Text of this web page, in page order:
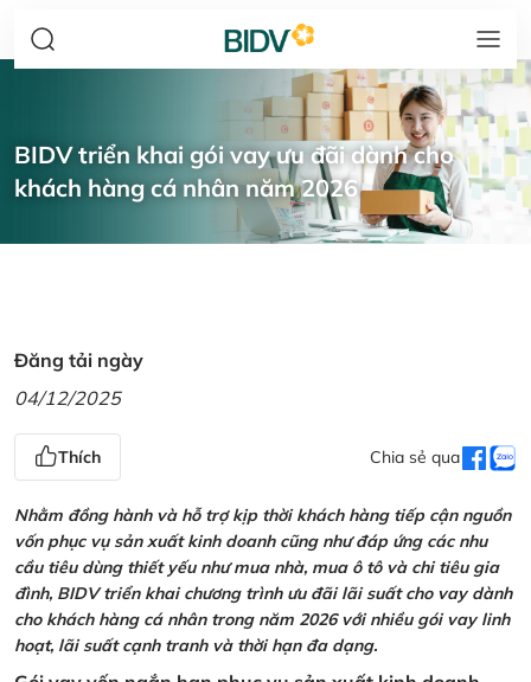
BIDV triển khai gói vay ưu đãi dành cho
khách hàng cá nhân năm 2026
Đăng tải ngày
04/12/2025
Thích Chia sẻ qua
Nhằm đồng hành và hỗ trợ kịp thời khách hàng tiếp cận nguồn
vốn phục vụ sản xuất kinh doanh cũng như đáp ứng các nhu
cầu tiêu dùng thiết yếu như mua nhà, mua ô tô và chi tiêu gia
đình, BIDV triển khai chương trình ưu đãi lãi suất cho vay dành
cho khách hàng cá nhân trong năm 2026 với nhiều gói vay linh
hoạt, lãi suất cạnh tranh và thời hạn đa dạng.